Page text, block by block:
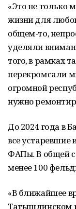
«Это не только
жизни для
общем-то,
уделяли
того, в рамках
перекромсали
огромной
нужно
До 2024 года в
все устаревшие
ФАПы. В общей
менее 100
«В ближайшее
Татышлинском